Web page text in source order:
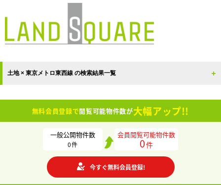
土地 × 東京メトロ東西線 の検索結果一覧
無料会員登録で閲覧可能物件数が大幅アップ!!
一般公開物件数
0件
会員閲覧可能物件数
0件
今すぐ無料会員登録!